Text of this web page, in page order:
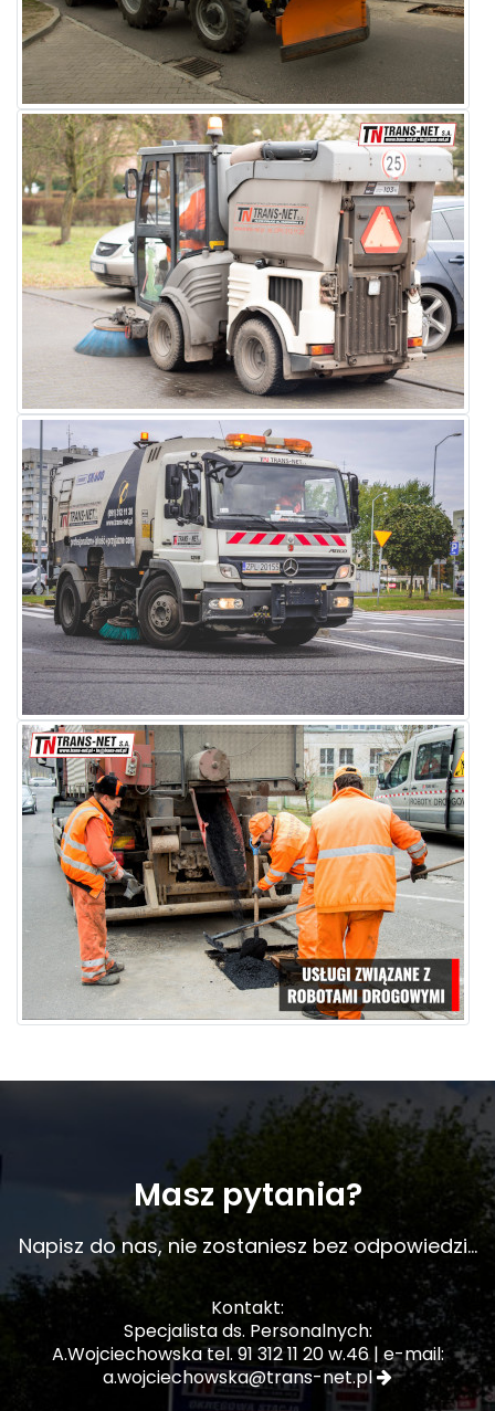
Masz pytania?
Napisz do nas, nie zostaniesz bez odpowiedzi...
Kontakt:
Specjalista ds. Personalnych:
A.Wojciechowska tel. 91 312 11 20 w.46 | e-mail:
a.wojciechowska@trans-net.pl